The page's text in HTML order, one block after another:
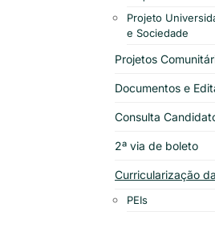
Projeto
e Sociedade
Projetos
Documentos e
Consulta
2ª via de boleto
Curricularização
PEIs